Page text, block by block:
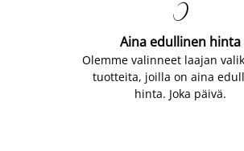

Aina edullinen hinta
Olemme valinneet laajan
tuotteita, joilla on aina
hinta. Joka päivä.